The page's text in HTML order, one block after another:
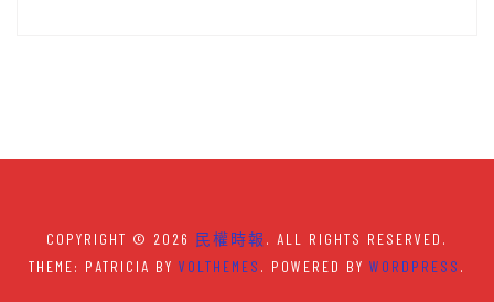
COPYRIGHT © 2026 民權時報 . ALL RIGHTS RESERVED.
THEME: PATRICIA BY VOLTHEMES . POWERED BY WORDPRESS .